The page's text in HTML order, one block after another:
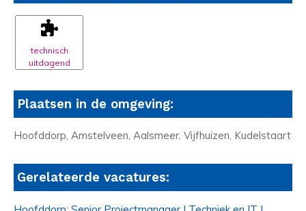
technisch
uitdagend
Plaatsen in de omgeving:
Hoofddorp, Amstelveen, Aalsmeer, Vijfhuizen, Kudelstaart
Gerelateerde vacatures: